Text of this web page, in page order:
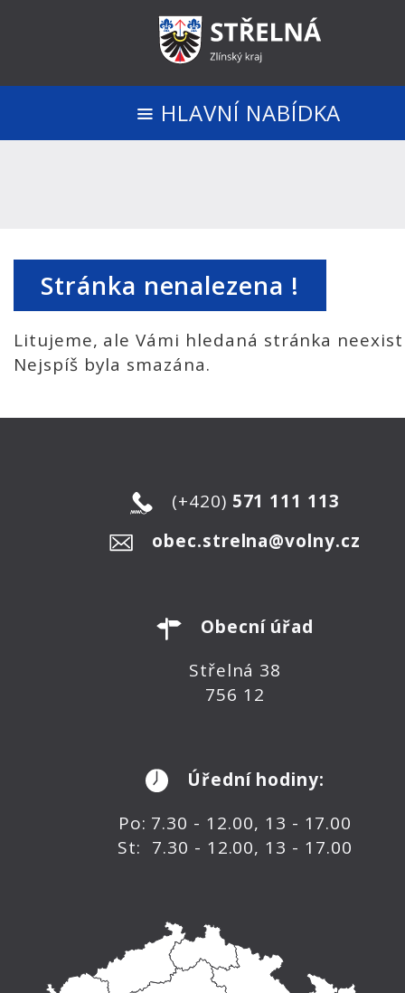
HLAVNÍ NABÍDKA
Stránka nenalezena !
Litujeme, ale Vámi hledaná stránka
Nejspíš byla smazána.
(+420) 571 111 113
obec.strelna@volny.cz
Obecní úřad
Střelná 38
756 12
Úřední hodiny:
Po: 7.30 - 12.00, 13 - 17.00
St: 7.30 - 12.00, 13 - 17.00